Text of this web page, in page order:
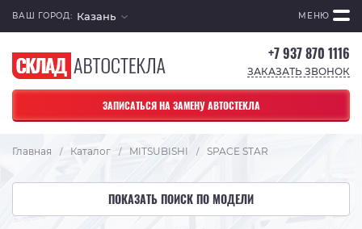
ВАШ ГОРОД: Казань МЕНЮ
+7 937 870 1116
ЗАКАЗАТЬ ЗВОНОК
ЗАПИСАТЬСЯ НА ЗАМЕНУ АВТОСТЕКЛА
Главная / Каталог / MITSUBISHI / SPACE STAR
ПОКАЗАТЬ ПОИСК ПО МОДЕЛИ